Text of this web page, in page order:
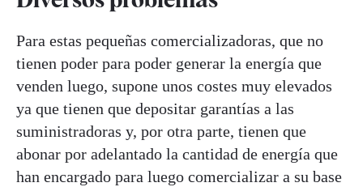
Para estas pequeñas comercializadoras, que no
tienen poder para poder generar la energía que
venden luego, supone unos costes muy elevados
ya que tienen que depositar garantías a las
suministradoras y, por otra parte, tienen que
abonar por adelantado la cantidad de energía que
han encargado para luego comercializar a su base